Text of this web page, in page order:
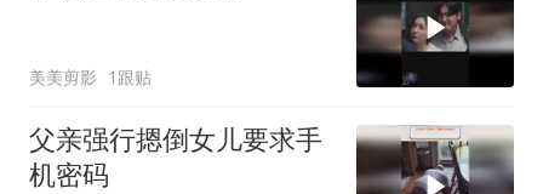
美美剪影 1跟贴
父亲强行摁倒女儿要求手
机密码